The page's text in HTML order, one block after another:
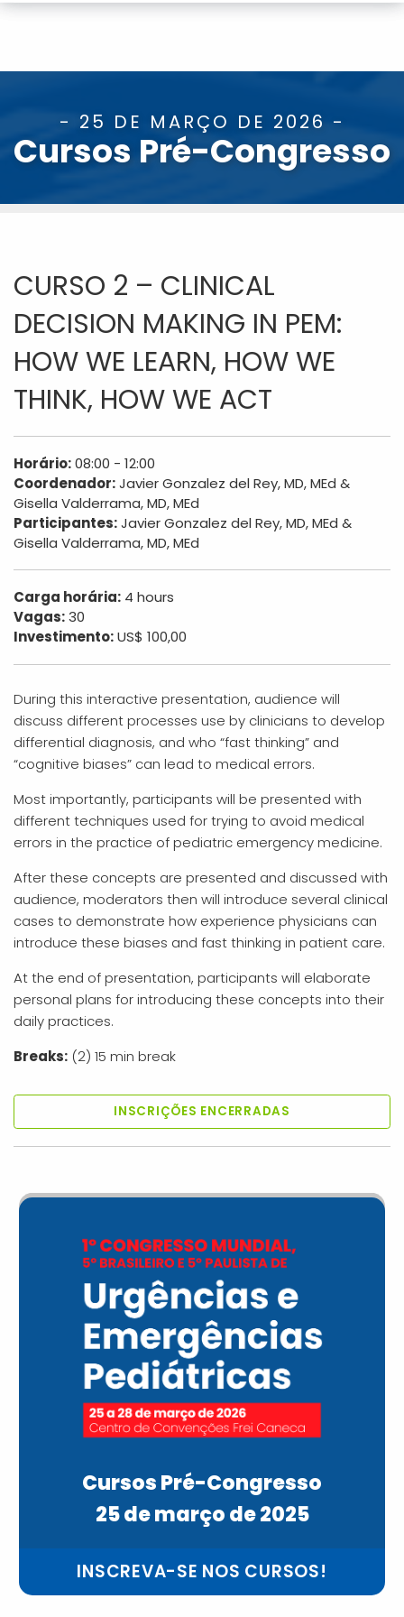
- 25 DE MARÇO DE 2026 -
Cursos Pré-Congresso
CURSO 2 – CLINICAL
DECISION MAKING IN PEM:
HOW WE LEARN, HOW WE
THINK, HOW WE ACT
Horário:08:00 - 12:00
Coordenador:Javier Gonzalez del Rey, MD, MEd &
Gisella Valderrama, MD, MEd
Participantes:Javier Gonzalez del Rey, MD, MEd &
Gisella Valderrama, MD, MEd
Carga horária: 4 hours
Vagas:30
Investimento:US$ 100,00
During this interactive presentation, audience will
discuss different processes use by clinicians to develop
differential diagnosis, and who “fast thinking” and
“cognitive biases” can lead to medical errors.
Most importantly, participants will be presented with
different techniques used for trying to avoid medical
errors in the practice of pediatric emergency medicine.
After these concepts are presented and discussed with
audience, moderators then will introduce several clinical
cases to demonstrate how experience physicians can
introduce these biases and fast thinking in patient care.
At the end of presentation, participants will elaborate
personal plans for introducing these concepts into their
daily practices.
Breaks: (2) 15 min break
INSCRIÇÕES ENCERRADAS
Cursos Pré-Congresso
25 de março de 2025
INSCREVA-SE NOS CURSOS!